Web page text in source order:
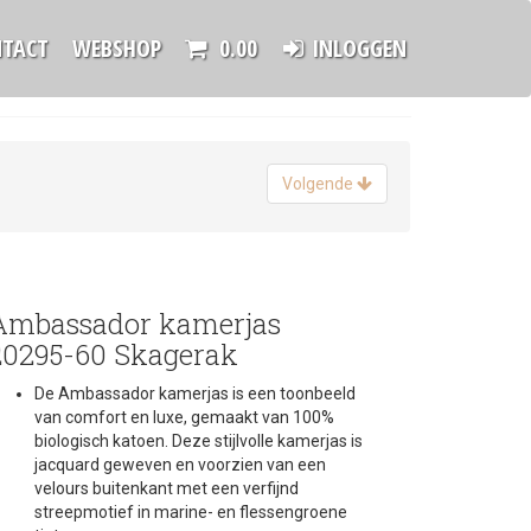
WEBSHOP 0.00 INLOGGEN
Volgende
kamerjas
60 Skagerak
De Ambassador kamerjas is een toonbeeld
van comfort en luxe, gemaakt van 100%
biologisch katoen. Deze stijlvolle kamerjas is
jacquard geweven en voorzien van een
velours buitenkant met een verfijnd
streepmotief in marine- en flessengroene